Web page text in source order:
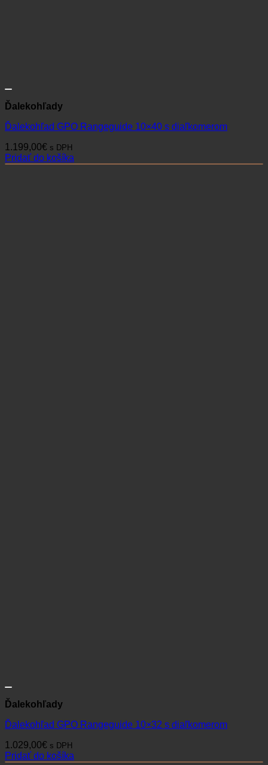
Ďalekohľady
Ďalekohľad GPO Rangeguide 10×40 s diaľkomerom
1.199,00€ s DPH
Pridať do košíka
Ďalekohľady
Ďalekohľad GPO Rangeguide 10×32 s diaľkomerom
1.029,00€ s DPH
Pridať do košíka